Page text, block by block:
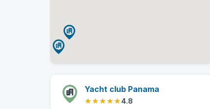
Yacht club Panama
★★★★★
★★★★★ 4.8